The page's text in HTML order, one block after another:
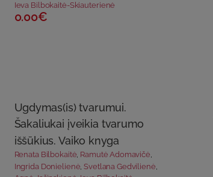
Ieva Bilbokaitė-Skiauterienė
0.00€
Ugdymas(is) tvarumui.
Šakaliukai įveikia tvarumo
iššūkius. Vaiko knyga
Renata Bilbokaitė, Ramutė Adomavičė,
Ingrida Donielienė ,Svetlana Gedvilienė